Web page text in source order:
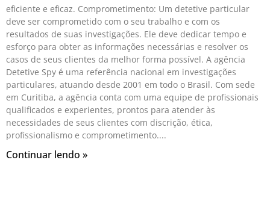
eficiente e eficaz. Comprometimento: Um detetive particular
deve ser comprometido com o seu trabalho e com os
resultados de suas investigações. Ele deve dedicar tempo e
esforço para obter as informações necessárias e resolver os
casos de seus clientes da melhor forma possível. A agência
Detetive Spy é uma referência nacional em investigações
particulares, atuando desde 2001 em todo o Brasil. Com sede
em Curitiba, a agência conta com uma equipe de profissionais
qualificados e experientes, prontos para atender às
necessidades de seus clientes com discrição, ética,
profissionalismo e comprometimento.
Continuar lendo »